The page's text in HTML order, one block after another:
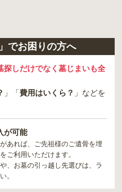
でお困りの方へ
探しだけでなく墓じまいも全
」「 費用はいくら？ 」などを
が可能
あれば、ご先祖様のご遺骨を埋
ご利用いただけます。
、お墓の引っ越し先選びは、ラ
。